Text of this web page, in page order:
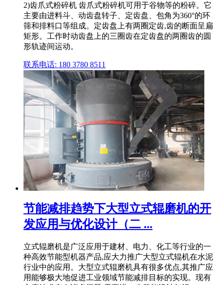
2)齿爪式粉碎机 齿爪式粉碎机可用于谷物等的粉碎。它
主要由进料斗、动齿盘转子、定齿盘、包角为360°的环
筛和排料口等组成。定齿盘上有两圈定齿,齿的断面呈扁
矩形。工作时动齿盘上的三圈齿在定齿盘的两圈齿的圆
形轨迹间运动。
联系电话: 180 3780 8511
节能减排趋势下大型立式辊磨机的开
发应用与优化设计（二 ...
立式辊磨机是广泛应用于建材、电力、化工等行业的一
种高效节能型机器产品,应大力推广大型立式辊机在水泥
行业中的应用。大型立式辊磨机具有很多优点,其推广应
用能够极大地促进工业领域节能减排目标的实现。现有